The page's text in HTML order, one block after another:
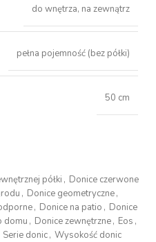
do wnętrza, na zewnątrz
pełna pojemność (bez półki)
50 cm
półki , Donice czerwone
, Donice geometryczne,
, Donice na patio , Donice
domu , Donice zewnętrzne, Eos ,
Serie donic, Wysokość donic